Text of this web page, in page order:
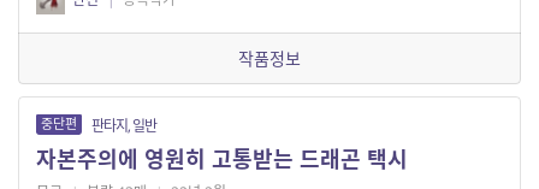
작품정보
중단편 판타지, 일반
자본주의에 영원히 고통받는 드래곤 택시